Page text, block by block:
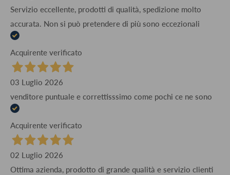
Servizio eccellente, prodotti di qualità, spedizione molto
accurata. Non si può pretendere di più sono eccezionali
Acquirente verificato
03 Luglio 2026
venditore puntuale e correttisssimo come pochi ce ne sono
Acquirente verificato
02 Luglio 2026
Ottima azienda, prodotto di grande qualità e servizio clienti